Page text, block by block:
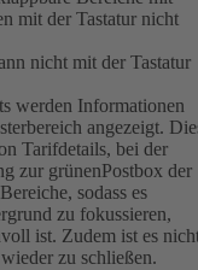
mit der Tastatur nicht
nicht mit der Tastatur
werden Informationen
angezeigt.
Tarifdetails, bei der
zur grünenPostbox der
sodass es
zu fokussieren,
ist. Zudem ist es
zu schließen.